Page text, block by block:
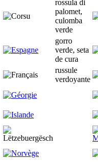
rossula di
palomet,
culomba
verde
gorro
verde, seta
de cura
russule
verdoyante